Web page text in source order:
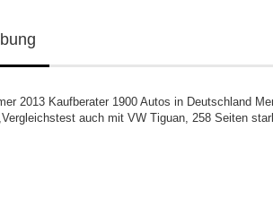
2013 Kaufberater 1900 Autos in Deutschland
auch mit VW Tiguan, 258 Seiten